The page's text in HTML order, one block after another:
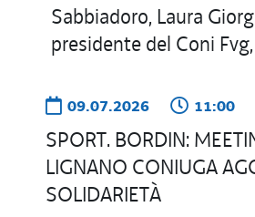
09.07.2026 11:00
SPORT. BORDIN:
LIGNANO CONIUGA
SOLIDARIETÀ